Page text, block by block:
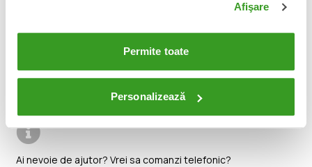
Afişare
Permite toate
Personalizează
Orice produs poate fi returnat in 14 zile calendaristice
🚚 Transport gratuit pentru comenzi mai mari de 350 lei.
Ai nevoie de ajutor? Vrei sa comanzi telefonic?